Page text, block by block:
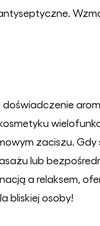
zaciszu. Gdy
lub
a relaksem,
bliskiej osoby!